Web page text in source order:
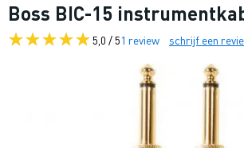
Boss BIC-15
5,0 / 51 review schrijf een